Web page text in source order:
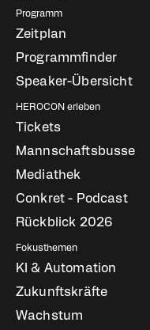
Programm
Zeitplan
Programmfinder
Speaker-Übersicht
HEROCON erleben
Tickets
Mannschaftsbusse
Mediathek
Conkret - Podcast
Rückblick 2026
Fokusthemen
KI & Automation
Zukunftskräfte
Wachstum